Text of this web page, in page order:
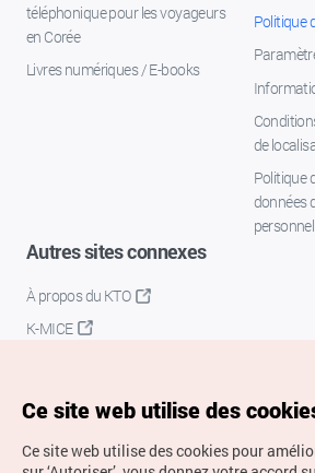
téléphonique pour les voyageurs
en Corée
Livres numériques / E-books
Politique
de
Politique
données
Autres sites connexes
À propos du KTO
K-MICE
Ce site web utilise des
Ce site web utilise des cookies pour